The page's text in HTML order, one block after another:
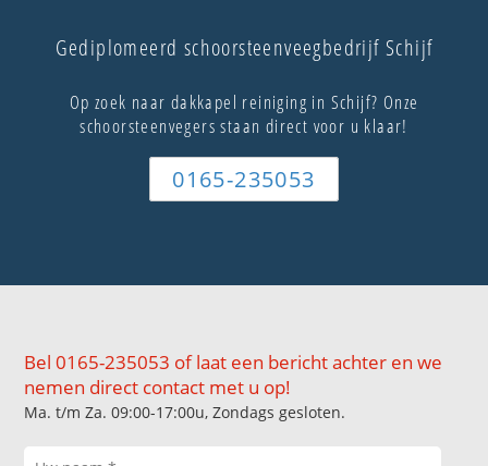
Gediplomeerd schoorsteenveegbedrijf Schijf
Op zoek naar dakkapel reiniging in Schijf? Onze
schoorsteenvegers staan direct voor u klaar!
0165-235053
Bel 0165-235053 of laat een bericht achter en we
nemen direct contact met u op!
Ma. t/m Za. 09:00-17:00u, Zondags gesloten.